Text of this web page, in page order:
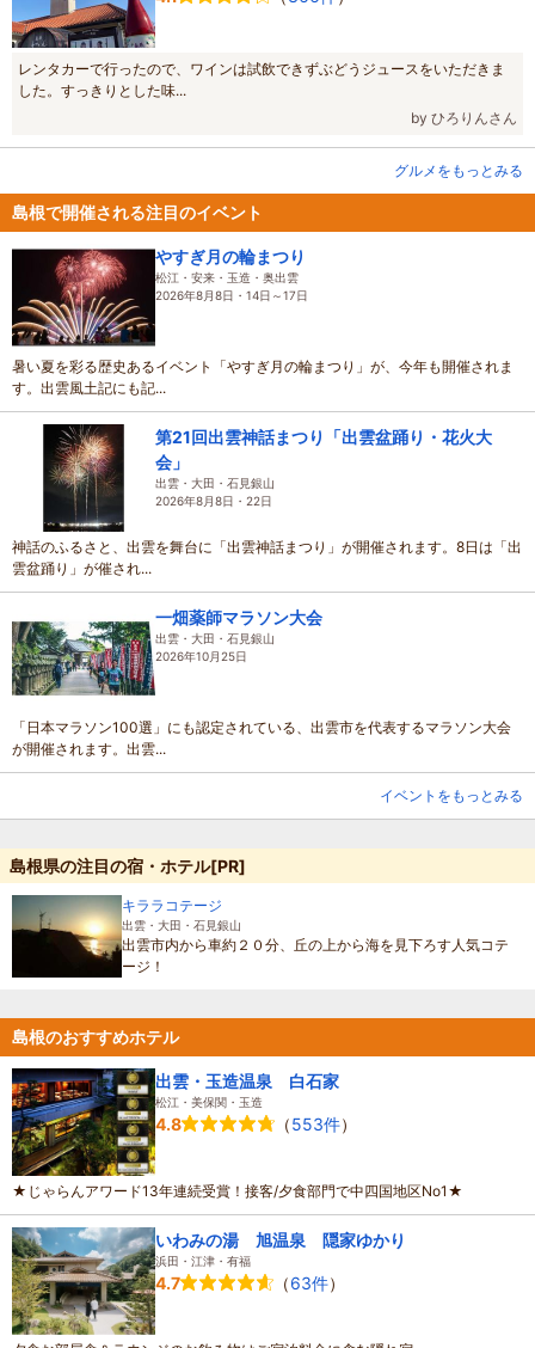
レンタカーで行ったので、ワインは試飲できずぶどうジュースをいただきま
した。すっきりとした味...
by ひろりんさん
グルメをもっとみる
島根で開催される注目のイベント
やすぎ月の輪まつり
松江・安来・玉造・奥出雲
2026年8月8日・14日～17日
暑い夏を彩る歴史あるイベント「やすぎ月の輪まつり」が、今年も開催されま
す。出雲風土記にも記...
第21回出雲神話まつり「出雲盆踊り・花火大
会」
出雲・大田・石見銀山
2026年8月8日・22日
神話のふるさと、出雲を舞台に「出雲神話まつり」が開催されます。8日は「出
雲盆踊り」が催され...
一畑薬師マラソン大会
出雲・大田・石見銀山
2026年10月25日
「日本マラソン100選」にも認定されている、出雲市を代表するマラソン大会
が開催されます。出雲...
イベントをもっとみる
島根県の注目の宿・ホテル[PR]
キララコテージ
出雲・大田・石見銀山
出雲市内から車約２０分、丘の上から海を見下ろす人気コテ
ージ！
島根のおすすめホテル
出雲・玉造温泉 白石家
松江・美保関・玉造
4.8 （553件）
★じゃらんアワード13年連続受賞！接客/夕食部門で中四国地区No1★
いわみの湯 旭温泉 隠家ゆかり
浜田・江津・有福
4.7 （63件）